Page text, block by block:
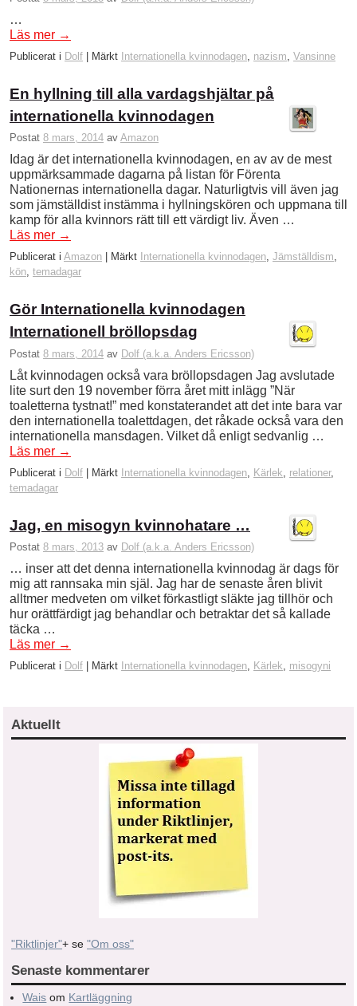
…
Läs mer →
Publicerat i Dolf Märkt Internationella kvinnodagen nazism Vansinne
En hyllning till alla vardagshjältar på
internationella kvinnodagen
Postat 8 mars, 2014 av Amazon
Idag är det internationella kvinnodagen, en av av de mest
uppmärksammade dagarna på listan för Förenta
Nationernas internationella dagar. Naturligtvis vill även jag
som jämställdist instämma i hyllningskören och uppmana till
kamp för alla kvinnors rätt till ett värdigt liv. Även …
Läs mer →
Publicerat i Amazon Märkt Internationella kvinnodagen, Jämställdism,
kön, temadagar
Gör Internationella kvinnodagen
Internationell bröllopsdag
Postat 8 mars, 2014 av Dolf (a.k.a. Anders Ericsson)
Låt kvinnodagen också vara bröllopsdagen Jag avslutade
lite surt den 19 november förra året mitt inlägg ”När
toaletterna tystnat!” med konstaterandet att det inte bara var
den internationella toalettdagen, det råkade också vara den
internationella mansdagen. Vilket då enligt sedvanlig …
Läs mer →
Publicerat i Dolf | Märkt Internationella kvinnodagen Kärlek relationer,
temadagar
Jag, en misogyn kvinnohatare …
Postat 8 mars, 2013 av Dolf (a.k.a. Anders Ericsson)
… inser att det denna internationella kvinnodag är dags för
mig att rannsaka min själ. Jag har de senaste åren blivit
alltmer medveten om vilket förkastligt släkte jag tillhör och
hur orättfärdigt jag behandlar och betraktar det så kallade
täcka …
Läs mer →
Publicerat i Dolf Märkt Internationella kvinnodagen, Kärlek, misogyni
Aktuellt
"Riktlinjer"+ se "Om oss"
Senaste kommentarer
Wais om Kartläggning